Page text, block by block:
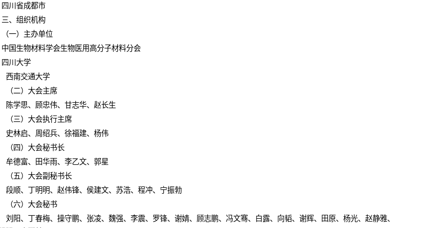
川省成都市
、组织机构
一）主办单位
国生物材料学会生物医用高分子材料分会
川大学
西南交通大学
（二）大会主席
陈学思、顾忠伟、甘志华、赵长生
（三）大会执行主席
史林启、周绍兵、徐福建、杨伟
（四）大会秘书长
牟德富、田华雨、李乙文、郭星
（五）大会副秘书长
段顺、丁明明、赵伟锋、侯建文、苏浩、程冲、宁振勃
（六）大会秘书
刘阳、丁春梅、操守鹏、张凌、魏强、李震、罗锋、谢婧、顾志鹏、冯文骞、白露、向韬、谢辉、田原、杨光、赵静雅、